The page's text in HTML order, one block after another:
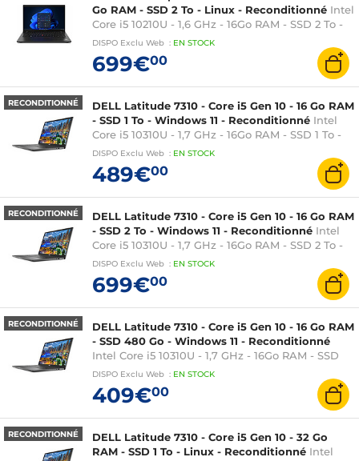
Go RAM - SSD 2 To - Linux - Reconditionné Intel
Core i5 10210U - 1,6 GHz - 16Go RAM - SSD 2 To -
Linux - Intel UHD Graphics - 14 pouces
DISPO Exclu Web : EN STOCK
699€00
RECONDITIONNÉ
DELL Latitude 7310 - Core i5 Gen 10 - 16 Go RAM
- SSD 1 To - Windows 11 - Reconditionné Intel
Core i5 10310U - 1,7 GHz - 16Go RAM - SSD 1 To -
Windows 11 - Intel UHD Graphics - 13,3 pouces
DISPO Exclu Web : EN STOCK
489€00
RECONDITIONNÉ
DELL Latitude 7310 - Core i5 Gen 10 - 16 Go RAM
- SSD 2 To - Windows 11 - Reconditionné Intel
Core i5 10310U - 1,7 GHz - 16Go RAM - SSD 2 To -
Windows 11 - Intel UHD Graphics - 13,3 pouces
DISPO Exclu Web : EN STOCK
699€00
RECONDITIONNÉ
DELL Latitude 7310 - Core i5 Gen 10 - 16 Go RAM
- SSD 480 Go - Windows 11 - Reconditionné
Intel Core i5 10310U - 1,7 GHz - 16Go RAM - SSD
480 Go - Windows 11 - Intel UHD Graphics - 13,3
pouces AZERTY
DISPO Exclu Web : EN STOCK
409€00
RECONDITIONNÉ
DELL Latitude 7310 - Core i5 Gen 10 - 32 Go
RAM - SSD 1 To - Linux - Reconditionné Intel